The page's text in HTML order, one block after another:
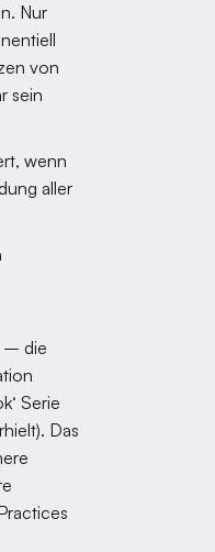
Nur
von
sein
wenn
aller
– die
Serie
Das